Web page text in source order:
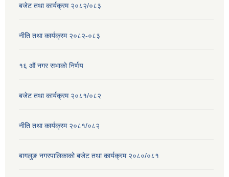
बजेट तथा कार्यक्रम २०८२/०८३
नीति तथा कार्यक्रम २०८२-०८३
१६ ‌औं नगर सभाकाे निर्णय
बजेट तथा कार्यक्रम २०८१/०८२
नीति तथा कार्यक्रम २०८१/०८२
बागलुङ नगरपालिकाको बजेट तथा कार्यक्रम २०८०/०८१